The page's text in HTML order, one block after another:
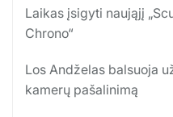
Laikas įsigyti naująjį
Chrono“
Los Andželas balsuoja
kamerų pašalinimą